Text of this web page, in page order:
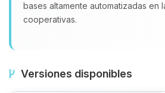
bases altamente automatizadas en
cooperativas.
Versiones disponibles